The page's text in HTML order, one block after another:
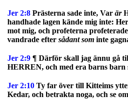
Jer 2:8 Prästerna sade inte, Var är
handhade lagen kände mig inte:
mot mig, och profeterna
vandrade efter sådant som inte
Jer 2:9 ¶ Därför skall jag ännu gå
HERREN, och med era barns
Jer 2:10 Ty far över till Kitteims
Kedar, och betrakta noga, och se